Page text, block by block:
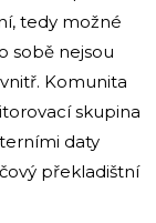
tedy možné
sobě nejsou
Komunita
skupina
daty
překladištní